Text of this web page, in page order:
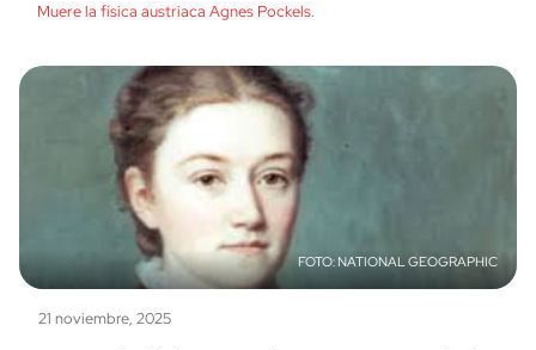
Muere la física austriaca Agnes Pockels.
NATIONAL GEOGRAPHIC
21 noviembre, 2025